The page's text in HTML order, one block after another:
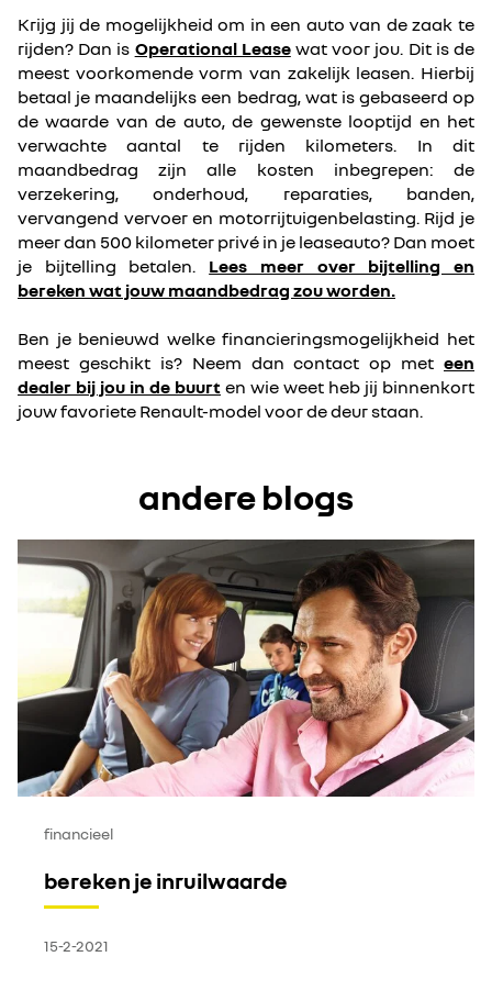
Krijg jij de mogelijkheid om in een auto van de zaak te
rijden? Dan is Operational Leasewat voor jou. Dit is de
meest voorkomende vorm van zakelijk leasen. Hierbij
betaal je maandelijks een bedrag, wat is gebaseerd op
de waarde van de auto, de gewenste looptijd en het
verwachte aantal te rijden kilometers. In dit
maandbedrag zijn alle kosten inbegrepen: de
verzekering, onderhoud, reparaties, banden,
vervangend vervoer en motorrijtuigenbelasting. Rijd je
meer dan 500 kilometer privé in je leaseauto? Dan moet
je bijtelling betalen. Lees meer over bijtelling en
bereken wat jouw maandbedrag zou worden.
Ben je benieuwd welke financieringsmogelijkheid het
meest geschikt is? Neem dan contact op met een
dealer bij jou in de buurt en wie weet heb jij binnenkort
jouw favoriete Renault-model voor de deur staan.
andere blogs
financieel
bereken je inruilwaarde
15-2-2021